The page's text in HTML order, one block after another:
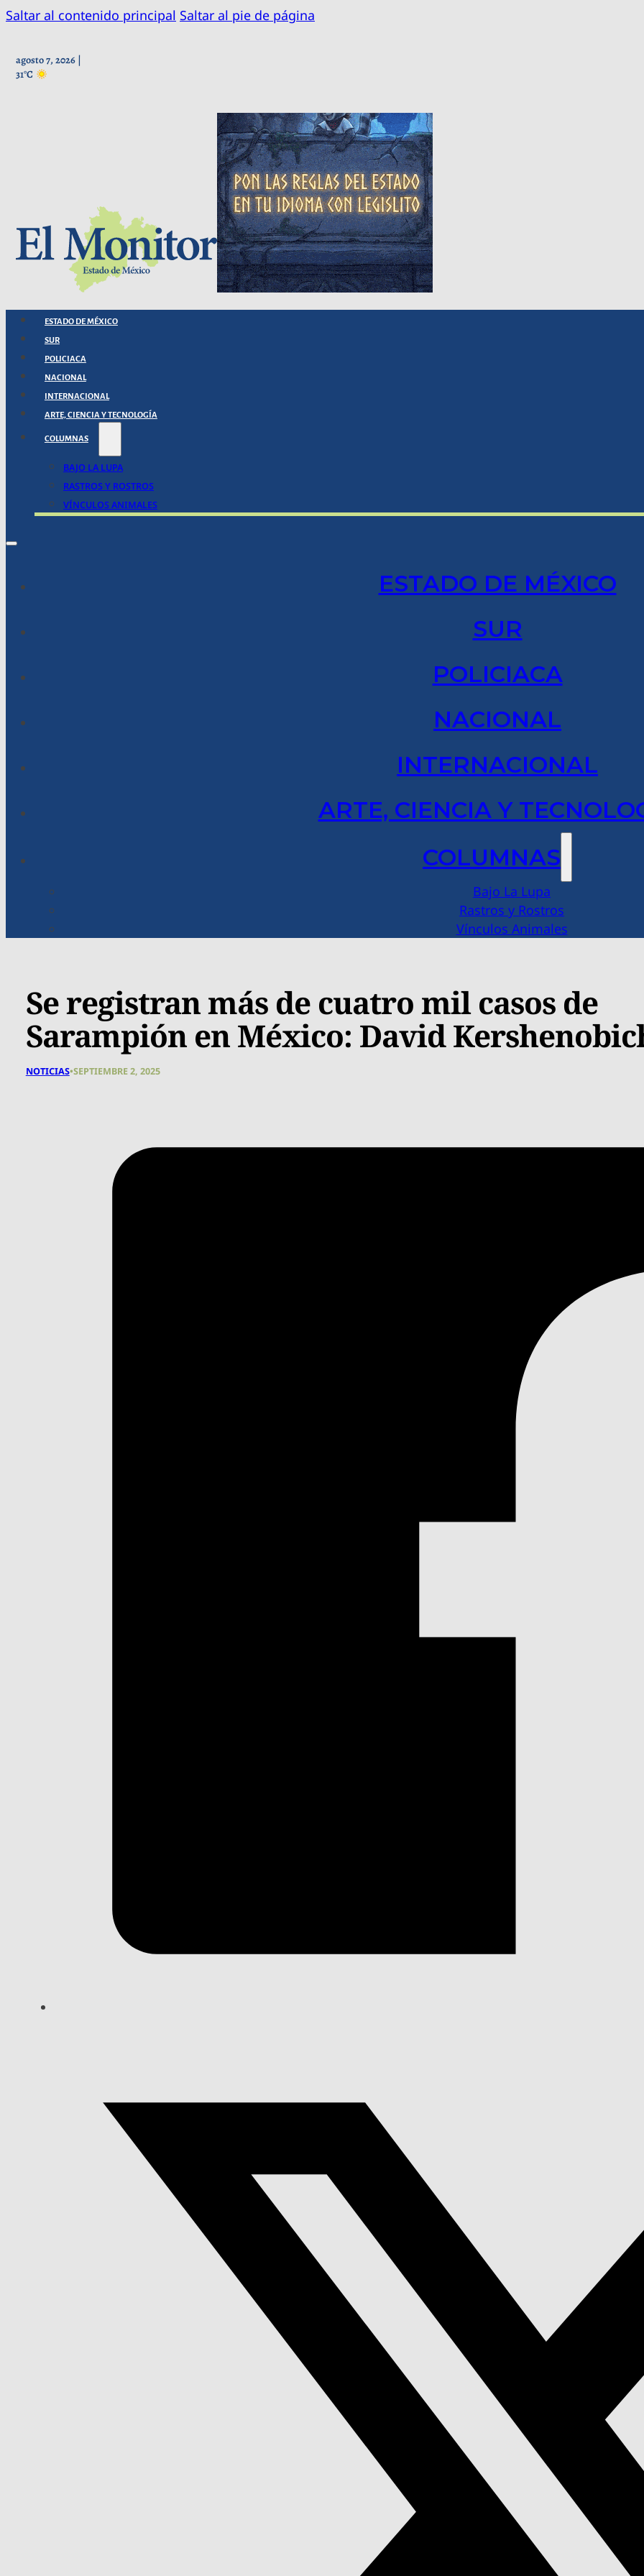
Saltar al contenido principal Saltar al pie de página
agosto 7, 2026 |
31°C
ESTADO DE MÉXICO
SUR
POLICIACA
NACIONAL
INTERNACIONAL
ARTE, CIENCIA Y TECNOLOGÍA
COLUMNAS
BAJO LA LUPA
RASTROS Y ROSTROS
VÍNCULOS ANIMALES
ESTADO DE MÉXICO
SUR
POLICIACA
NACIONAL
INTERNACIONAL
ARTE, CIENCIA Y
COLUMNAS
Bajo La Lupa
Rastros y Rostros
Vínculos Animales
Se registran más de cuatro mil casos de
Sarampión en México: David
NOTICIAS•SEPTIEMBRE 2, 2025